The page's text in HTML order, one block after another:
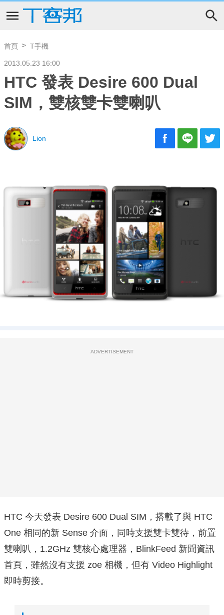
首頁 T手機
2013.05.23 16:00
HTC 發表 Desire 600 Dual
SIM，雙核雙卡雙喇叭
Lion
ADVERTISEMENT
HTC 今天發表 Desire 600 Dual SIM，搭載了與 HTC
One 相同的新 Sense 介面，同時支援雙卡雙待，前置
雙喇叭，1.2GHz 雙核心處理器，BlinkFeed 新聞資訊
首頁，雖然沒有支援 zoe 相機，但有 Video Highlight
即時剪接。